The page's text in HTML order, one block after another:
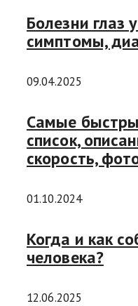
Болезни глаз
симптомы,
09.04.2025
Самые
список,
скорость,
01.10.2024
Когда и как
человека?
12.06.2025